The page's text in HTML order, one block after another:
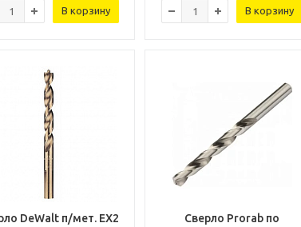
В корзину В корзину
DeWalt п/мет. EX2
Сверло Prorab по